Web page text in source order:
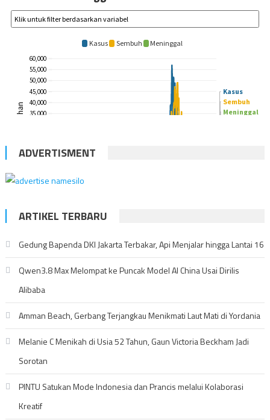
ADVERTISMENT
ARTIKEL TERBARU
Gedung Bapenda DKI Jakarta Terbakar, Api Menjalar hingga Lantai 16
Qwen3.8 Max Melompat ke Puncak Model AI China Usai Dirilis
Alibaba
Amman Beach, Gerbang Terjangkau Menikmati Laut Mati di Yordania
Melanie C Menikah di Usia 52 Tahun, Gaun Victoria Beckham Jadi
Sorotan
PINTU Satukan Mode Indonesia dan Prancis melalui Kolaborasi
Kreatif